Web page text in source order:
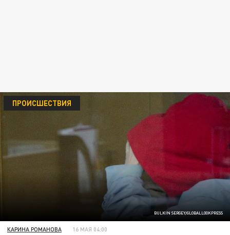
BULKIN SERGEY/GLOBALLOOKPRESS
ПРОИСШЕСТВИЯ
КАРИНА РОМАНОВА 16 МАЯ 04:00